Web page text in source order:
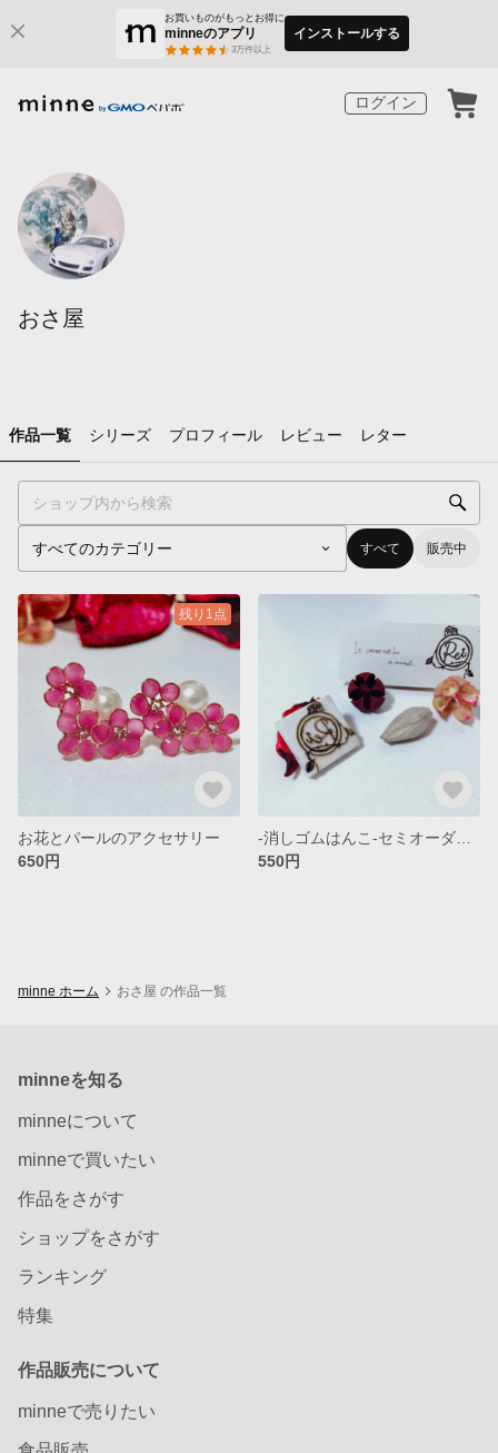
お買いものがもっとお得に
minneのアプリ
3万件以上
インストールする
ログイン
おさ屋
作品一覧 シリーズ プロフィール レビュー レター
すべて 販売中
残り1点
お花とパールのアクセサリー
650円
550円
minne ホーム おさ屋 の作品一覧
minneを知る
minneについて
minneで買いたい
作品をさがす
ショップをさがす
ランキング
特集
作品販売について
minneで売りたい